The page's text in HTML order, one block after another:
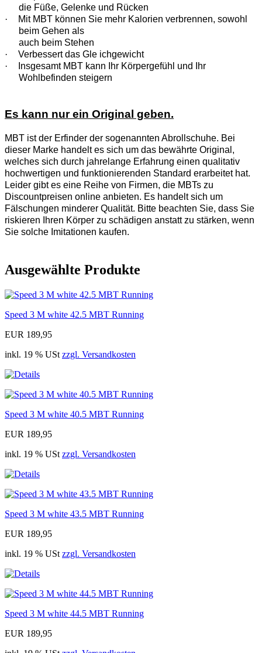
die Füße, Gelenke und Rücken
·
Mit MBT können Sie mehr Kalorien verbrennen, sowohl
beim Gehen als
auch beim Stehen
·
Verbessert das Gle ichgewicht
·
Insgesamt MBT kann Ihr Körpergefühl und Ihr
Wohlbefinden steigern
Es kann nur ein Original geben.
MBT ist der Erfinder der sogenannten Abrollschuhe. Bei
dieser Marke handelt es sich um das bewährte Original,
welches sich durch jahrelange Erfahrung einen qualitativ
hochwertigen und funktionierenden Standard erarbeitet hat.
Leider gibt es eine Reihe von Firmen, die MBTs zu
Discountpreisen online anbieten. Es handelt sich um
Fälschungen minderer Qualität. Bitte beachten Sie, dass Sie
riskieren Ihren Körper zu schädigen anstatt zu stärken, wenn
Sie solche Imitationen kaufen.
Ausgewählte Produkte
Speed 3 M white 42.5 MBT Running
EUR 189,95
inkl. 19 % USt zzgl. Versandkosten
Speed 3 M white 40.5 MBT Running
EUR 189,95
inkl. 19 % USt zzgl. Versandkosten
Speed 3 M white 43.5 MBT Running
EUR 189,95
inkl. 19 % USt zzgl. Versandkosten
Speed 3 M white 44.5 MBT Running
EUR 189,95